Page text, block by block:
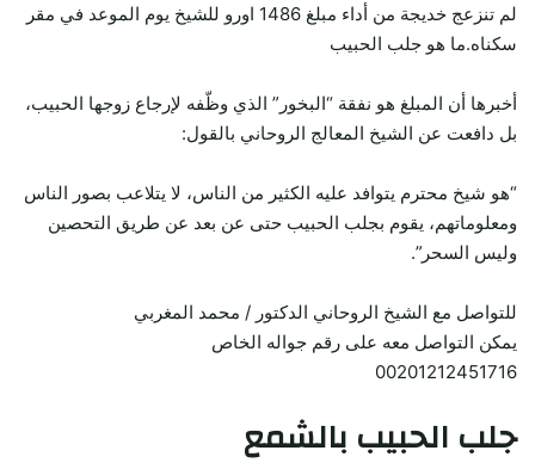
لم تنزعج خديجة من أداء مبلغ 1486 اورو للشيخ يوم الموعد في مقر
سكناه.ما هو جلب الحبيب
أخبرها أن المبلغ هو نفقة “البخور” الذي وظّفه لإرجاع زوجها الحبيب،
بل دافعت عن الشيخ المعالج الروحاني بالقول:
“هو شيخ محترم يتوافد عليه الكثير من الناس، لا يتلاعب بصور الناس
ومعلوماتهم، يقوم بجلب الحبيب حتى عن بعد عن طريق التحصين
وليس السحر”.
للتواصل مع الشيخ الروحاني الدكتور / محمد المغربي
يمكن التواصل معه على رقم جواله الخاص
00201212451716
جلب الحبيب بالشمع